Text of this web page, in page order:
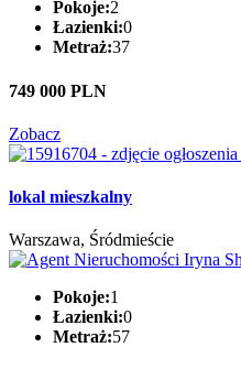
Pokoje:2
Łazienki:0
Metraż:37
749 000 PLN
Zobacz
lokal mieszkalny
Warszawa, Śródmieście
Pokoje:1
Łazienki:0
Metraż:57